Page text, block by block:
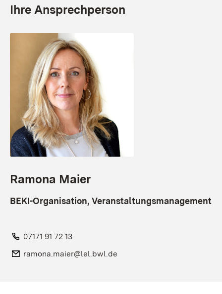
Ihre Ansprechperson
Ramona Maier
BEKI-Organisation, Veranstaltungsmanagement
Telefon:
07171 91 72 13
E-Mail:
ramona.maier@lel.bwl.de